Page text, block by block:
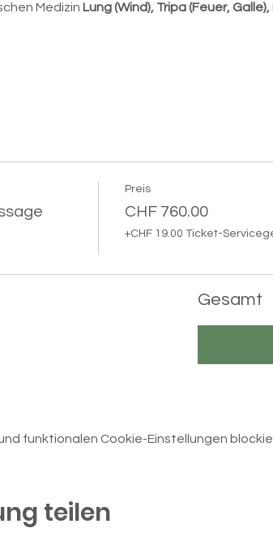
Medizin Lung (Wind), Tripa (Feuer,
Preis
CHF 760.00
+CHF 19.00 Ticket-
Gesamt
funktionalen Cookie-Einstellungen
teilen